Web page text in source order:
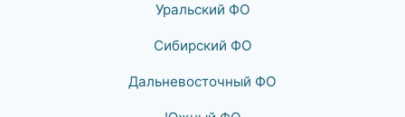
Уральский ФО
Сибирский ФО
Дальневосточный ФО